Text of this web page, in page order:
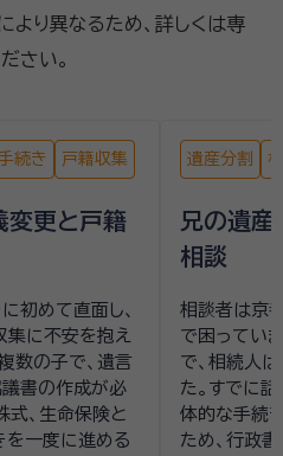
より異なるため、詳しくは専
さい。
続き 戸籍収集
変更と戸籍
初めて直面し、
集に不安を抱え
数の子で、遺言
書の作成が必
式、生命保険と
を一度に進める
遺産分割
兄の遺産
相談
相談者は京
で困ってい
で、相続人
た。すでに
体的な手続
ため、行政